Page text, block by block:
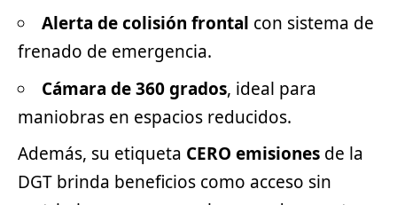
Alerta de colisión frontal con sistema de
frenado de emergencia.
Cámara de 360 grados, ideal para
maniobras en espacios reducidos.
Además, su etiqueta CERO emisiones de la
DGT brinda beneficios como acceso sin